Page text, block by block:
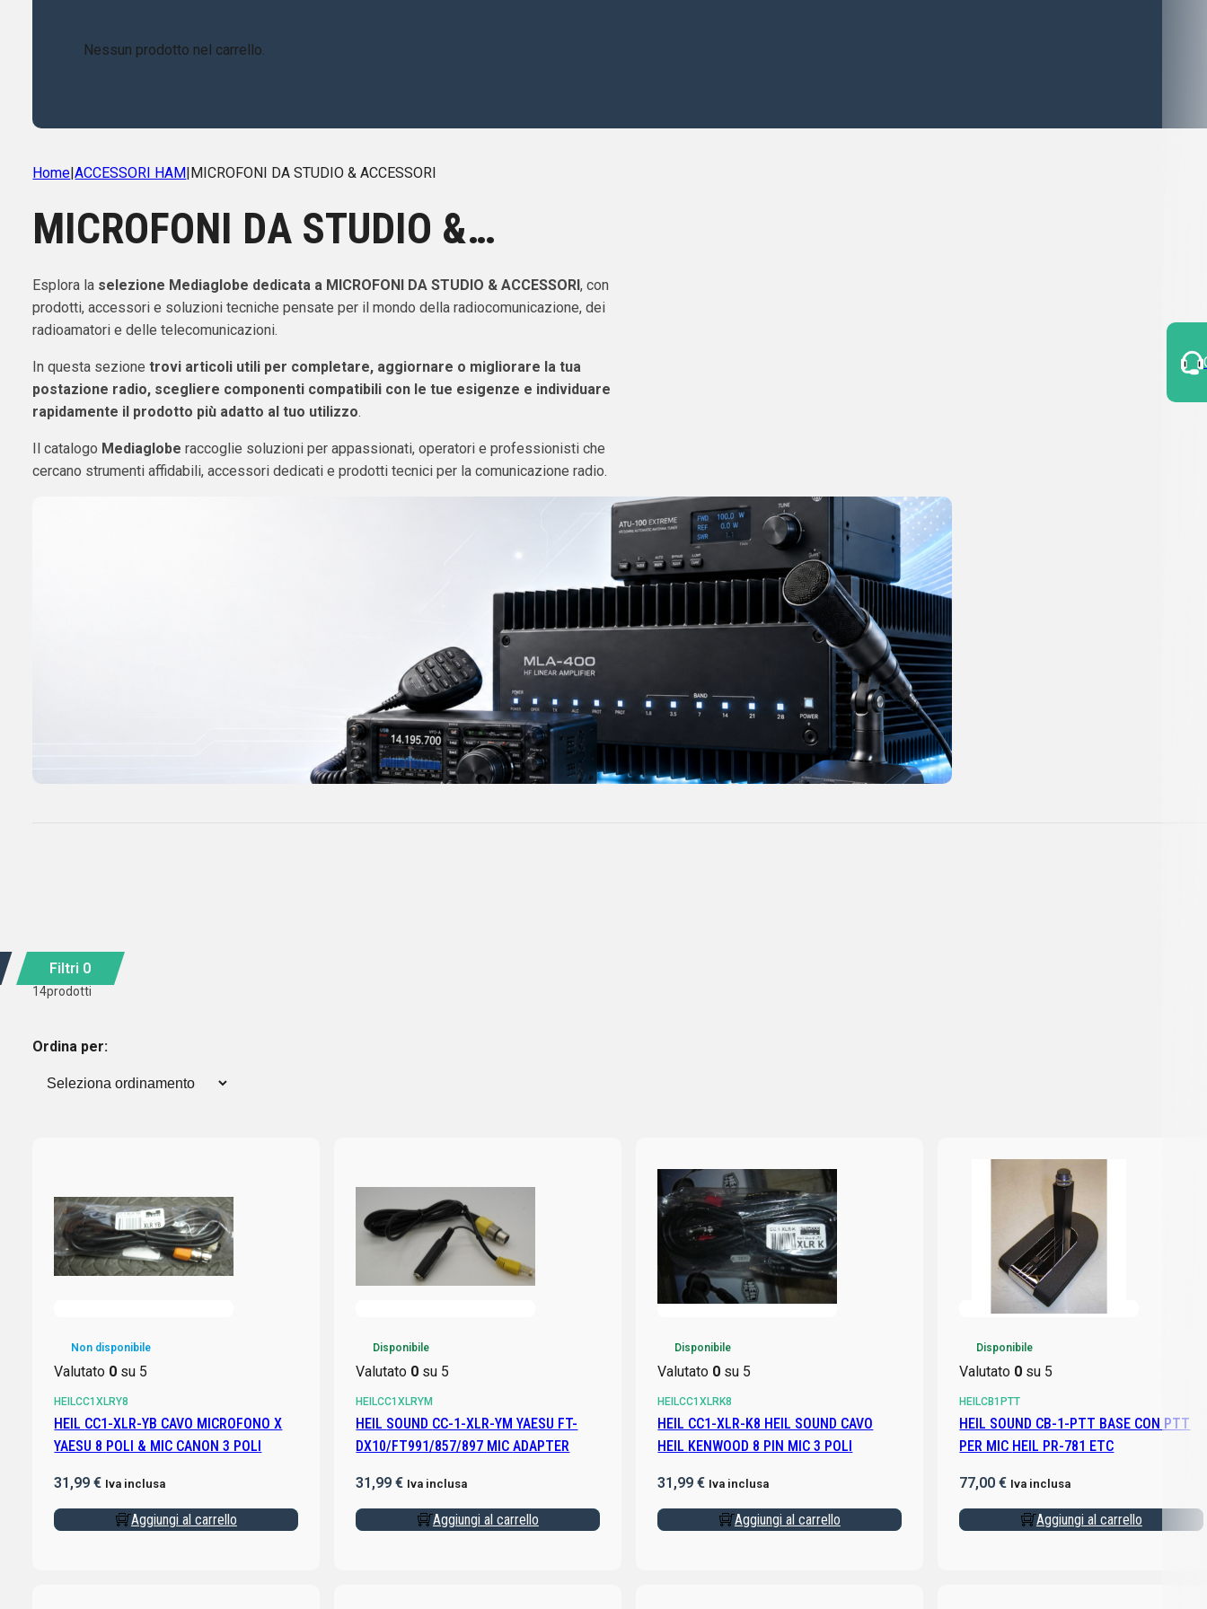
Nessun prodotto nel carrello.
Home|ACCESSORI HAM|MICROFONI DA STUDIO & ACCESSORI
MICROFONI DA STUDIO &
ACCESSORI
Esplora la selezione Mediaglobe dedicata a MICROFONI DA STUDIO & ACCESSORI, con
prodotti, accessori e soluzioni tecniche pensate per il mondo della radiocomunicazione, dei
radioamatori e delle telecomunicazioni.
In questa sezionetrovi articoli utili per completare, aggiornare o migliorare la tua
postazione radio, scegliere componenti compatibili con le tue esigenze e individuare
rapidamente il prodotto più adatto al tuo utilizzo.
Il catalogo Mediaglobe raccoglie soluzioni per appassionati, operatori e professionisti che
cercano strumenti affidabili, accessori dedicati e prodotti tecnici per la comunicazione radio.
Filtri 0
14prodotti
Ordina per:
Non disponibile
Valutato 0 su 5
HEILCC1XLRY8
HEIL CC1-XLR-YB CAVO MICROFONO X
YAESU 8 POLI & MIC CANON 3 POLI
31,99€ Iva inclusa
Aggiungi al carrello
Disponibile
Valutato 0 su 5
HEILCC1XLRYM
HEIL SOUND CC-1-XLR-YM YAESU FT-
DX10/FT991/857/897 MIC ADAPTER
31,99€ Iva inclusa
Aggiungi al carrello
Disponibile
Valutato 0 su 5
HEILCC1XLRK8
HEIL CC1-XLR-K8 HEIL SOUND CAVO
HEIL KENWOOD 8 PIN MIC 3 POLI
31,99€ Iva inclusa
Aggiungi al carrello
Disponibile
Valutato 0 su 5
HEILCB1PTT
HEIL SOUND CB-1-PTT BASE CON PTT
PER MIC HEIL PR-781 ETC
77,00€ Iva inclusa
Aggiungi al carrello